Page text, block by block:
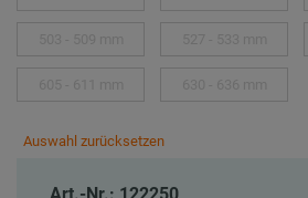
Auswahl zurücksetzen